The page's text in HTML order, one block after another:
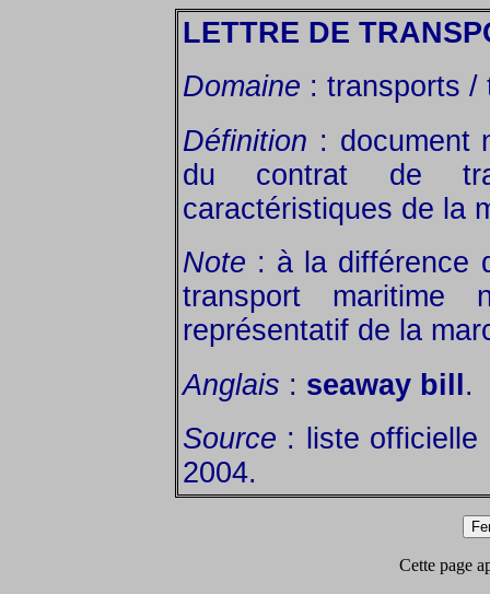
LETTRE DE
Domaine : transports /
Définition : document
du contrat de
caractéristiques de la
Note : à la différence
transport
représentatif de la
Anglais : seaway bill .
Source : liste officielle
2004.
Cette page